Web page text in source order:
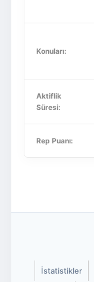
Konuları:
Aktiflik
Süresi:
Rep Puanı:
İstatistikler